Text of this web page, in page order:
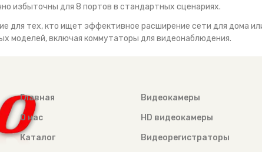
избыточны для 8 портов в стандартных сценариях.
для тех, кто ищет эффективное расширение сети для дома
моделей, включая коммутаторы для видеонаблюдения.
Главная
О нас
Каталог
Видеокамеры
HD видеокамеры
Видеорегистраторы